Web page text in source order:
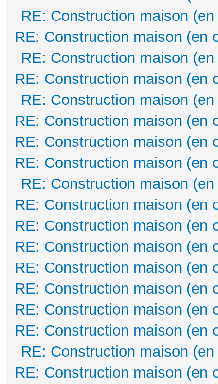
RE: Construction maison
RE: Construction maison (en
RE: Construction maison
RE: Construction maison (en
RE: Construction maison
RE: Construction maison (en
RE: Construction maison (en
RE: Construction maison (en
RE: Construction maison
RE: Construction maison (en
RE: Construction maison (en
RE: Construction maison (en
RE: Construction maison (en
RE: Construction maison (en
RE: Construction maison (en
RE: Construction maison (en
RE: Construction maison
RE: Construction maison (en